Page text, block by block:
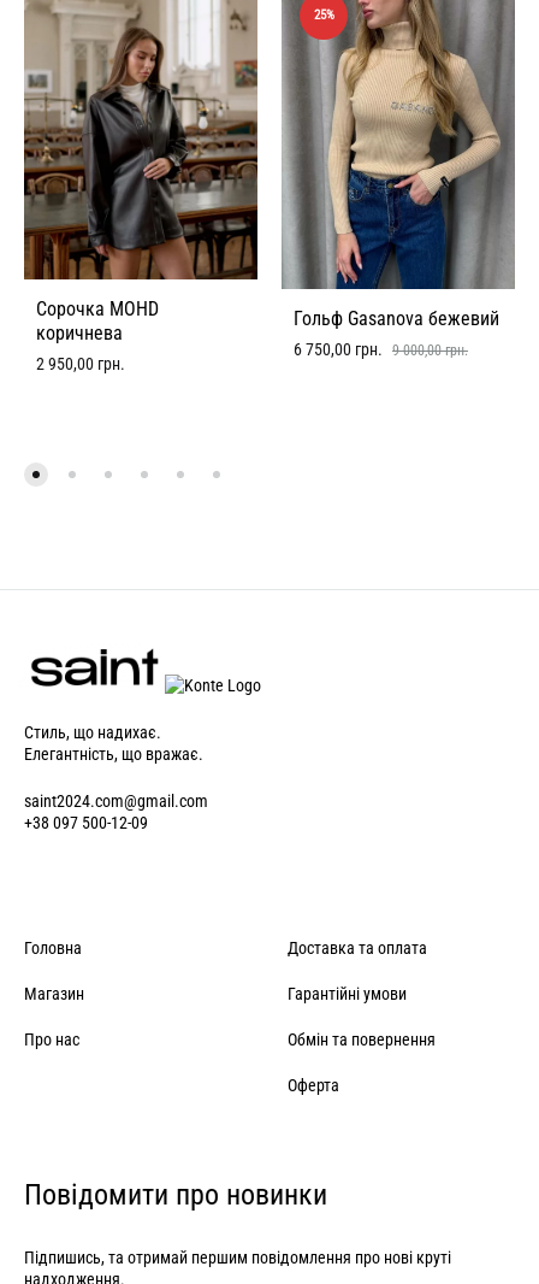
Сорочка MOHD
коричнева
2 950,00 грн.
25%
Гольф Gasanova бежевий
6 750,00 грн. 9 000,00грн.
Стиль, що надихає.
Елегантність, що вражає.
saint2024.com@gmail.com
+38 097 500-12-09
Головна
Магазин
Про нас
Доставка та оплата
Гарантійні умови
Обмін та повернення
Оферта
Повідомити про новинки
Підпишись, та отримай першим повідомлення про нові круті
надходження.